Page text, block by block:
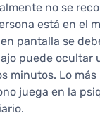
no se
está en el
pantalla se
puede ocultar
minutos. Lo
juega en la